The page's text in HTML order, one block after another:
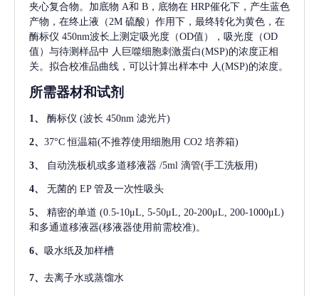
夹心复合物。加底物 A和 B，底物在 HRP催化下，产生蓝色
产物，在终止液（2M 硫酸）作用下，最终转化为黄色，在
酶标仪 450nm波长上测定吸光度（OD值），吸光度（OD
值）与待测样品中 人巨噬细胞刺激蛋白(MSP)的浓度正相
关。拟合校准品曲线，可以计算出样本中 人(MSP)的浓度。
所需器材和试剂
1、 酶标仪 (波长 450nm 滤光片)
2、 37°C 恒温箱(不推荐使用细胞用 CO2 培养箱)
3、 自动洗板机或多道移液器 /5ml 滴管(手工洗板用)
4、 无菌的 EP 管及一次性吸头
5、 精密的单道 (0.5-10μL, 5-50μL, 20-200μL, 200-1000μL)
和多通道移液器(移液器使用前需校准)。
6、 吸水纸及加样槽
7、 去离子水或蒸馏水